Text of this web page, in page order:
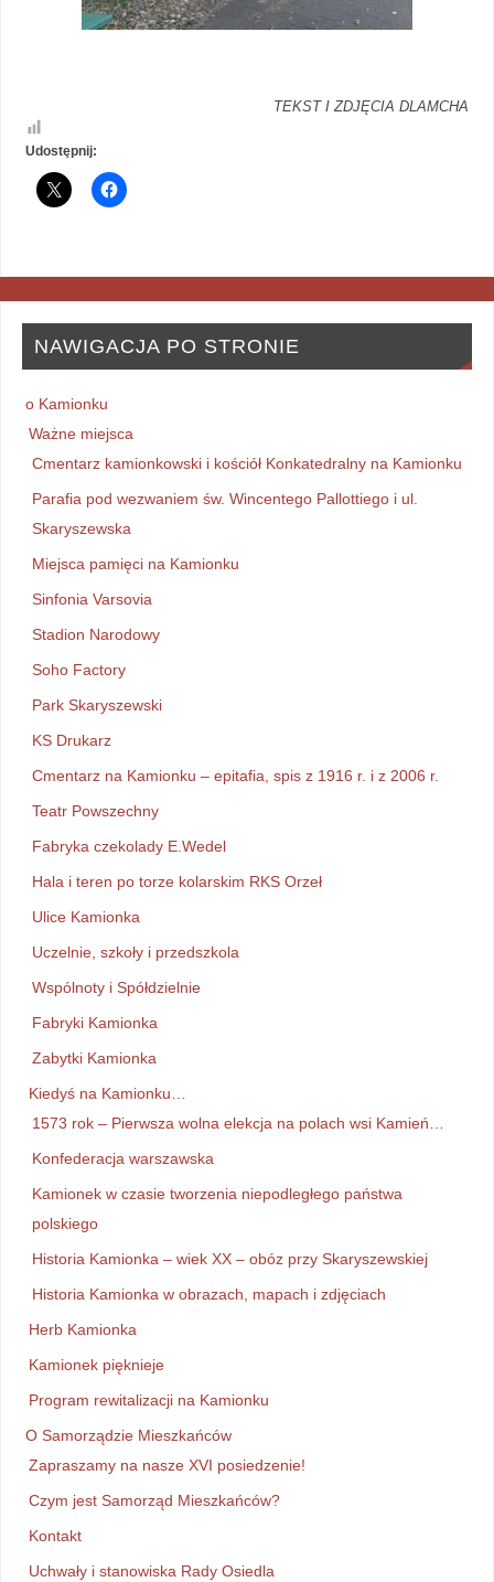
TEKST I ZDJĘCIA DLAMCHA
Udostępnij:
NAWIGACJA PO STRONIE
o Kamionku
Ważne miejsca
Cmentarz kamionkowski i kościół Konkatedralny na Kamionku
Parafia pod wezwaniem św. Wincentego Pallottiego i ul.
Skaryszewska
Miejsca pamięci na Kamionku
Sinfonia Varsovia
Stadion Narodowy
Soho Factory
Park Skaryszewski
KS Drukarz
Cmentarz na Kamionku – epitafia, spis z 1916 r. i z 2006 r.
Teatr Powszechny
Fabryka czekolady E.Wedel
Hala i teren po torze kolarskim RKS Orzeł
Ulice Kamionka
Uczelnie, szkoły i przedszkola
Wspólnoty i Spółdzielnie
Fabryki Kamionka
Zabytki Kamionka
Kiedyś na Kamionku…
1573 rok – Pierwsza wolna elekcja na polach wsi Kamień…
Konfederacja warszawska
Kamionek w czasie tworzenia niepodległego państwa
polskiego
Historia Kamionka – wiek XX – obóz przy Skaryszewskiej
Historia Kamionka w obrazach, mapach i zdjęciach
Herb Kamionka
Kamionek pięknieje
Program rewitalizacji na Kamionku
O Samorządzie Mieszkańców
Zapraszamy na nasze XVI posiedzenie!
Czym jest Samorząd Mieszkańców?
Kontakt
Uchwały i stanowiska Rady Osiedla